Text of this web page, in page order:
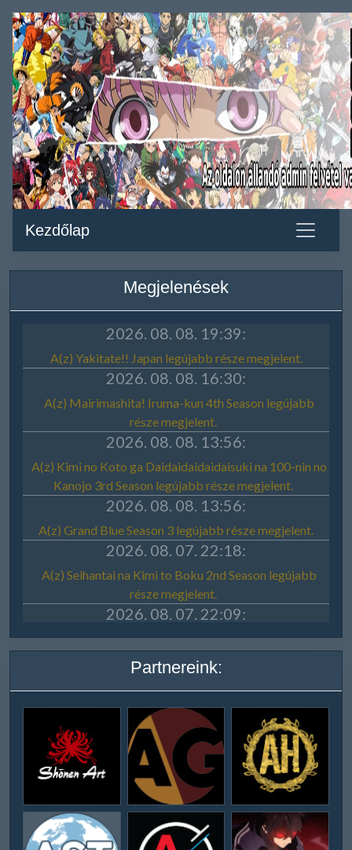
Kezdőlap
Megjelenések
Partnereink: